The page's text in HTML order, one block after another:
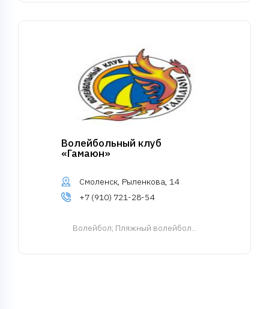
Волейбольный клуб
«Гамаюн»
Смоленск, Рыленкова, 14
+7 (910) 721-28-54
Волейбол; Пляжный волейбол...